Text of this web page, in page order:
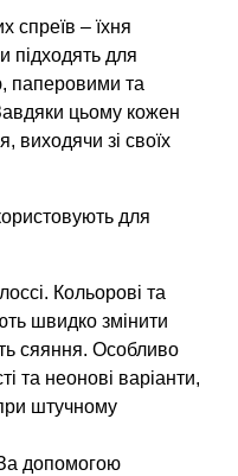
спреїв – їхня
підходять для
паперовими та
цьому кожен
виходячи зі своїх
для
Кольорові та
швидко змінити
сяяння. Особливо
та неонові варіанти,
штучному
допомогою